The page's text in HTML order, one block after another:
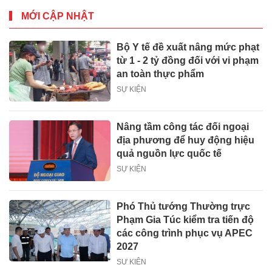
MỚI CẬP NHẬT
Bộ Y tế đề xuất nâng mức phạt
từ 1 - 2 tỷ đồng đối với vi phạm
an toàn thực phẩm
SỰ KIỆN
Nâng tầm công tác đối ngoại
địa phương để huy động hiệu
quả nguồn lực quốc tế
SỰ KIỆN
Phó Thủ tướng Thường trực
Phạm Gia Túc kiểm tra tiến độ
các công trình phục vụ APEC
2027
SỰ KIỆN